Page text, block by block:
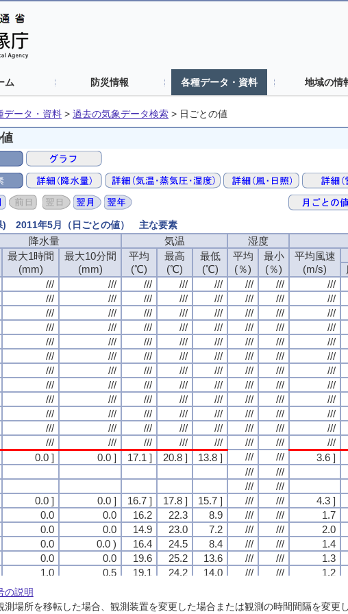
ム 防災情報 各種データ・資料 地域の情
データ・資料 > 過去の気象データ検索 > 日ごとの値
) 2011年5月（日ごとの値） 主な要素
降水量 気温 湿度
最大1時間
(mm)
最大10分間
(mm)
平均
(℃)
最高
(℃)
最低
(℃)
平均
(％)
最小
(％)
平均風速
(m/s)
/// /// /// /// /// /// /// ///
/// /// /// /// /// /// /// ///
/// /// /// /// /// /// /// ///
/// /// /// /// /// /// /// ///
/// /// /// /// /// /// /// ///
/// /// /// /// /// /// /// ///
/// /// /// /// /// /// /// ///
/// /// /// /// /// /// /// ///
/// /// /// /// /// /// /// ///
/// /// /// /// /// /// /// ///
/// /// /// /// /// /// /// ///
/// /// /// /// /// /// /// ///
0.0 ] 0.0 ] 17.1 ] 20.8 ] 13.8 ] /// /// 3.6 ]
/// ///
/// ///
0.0 ] 0.0 ] 16.7 ] 17.8 ] 15.7 ] /// /// 4.3 ]
0.0 0.0 16.2 22.3 8.9 /// /// 1.7
0.0 0.0 14.9 23.0 7.2 /// /// 2.0
0.0 0.0 ) 16.4 24.5 8.4 /// /// 1.4
0.0 0.0 19.6 25.2 13.6 /// /// 1.3
1.0 0.5 19.1 24.2 14.0 /// /// 1.2
0.0 ) 0.0 ) 13.0 ) 19.4 ) 7.9 ) /// /// 1.3 )
降水量 気温 湿度
最大1時間
(mm)
最大10分間
(mm)
平均
(℃)
最高
(℃)
最低
(℃)
平均
(％)
最小
(％)
平均風速
(m/s)
/// /// /// /// /// /// /// ///
/// /// /// /// /// /// /// ///
/// /// /// /// /// /// /// ///
/// /// /// /// /// /// /// ///
/// /// /// /// /// /// /// ///
/// /// /// /// /// /// /// ///
/// /// /// /// /// /// /// ///
/// /// /// /// /// /// /// ///
/// /// /// /// /// /// /// ///
/// /// /// /// /// /// /// ///
/// /// /// /// /// /// /// ///
/// /// /// /// /// /// /// ///
0.0 ] 0.0 ] 17.1 ] 20.8 ] 13.8 ] /// /// 3.6 ]
/// ///
/// ///
0.0 ] 0.0 ] 16.7 ] 17.8 ] 15.7 ] /// /// 4.3 ]
0.0 0.0 16.2 22.3 8.9 /// /// 1.7
0.0 0.0 14.9 23.0 7.2 /// /// 2.0
0.0 0.0 ) 16.4 24.5 8.4 /// /// 1.4
0.0 0.0 19.6 25.2 13.6 /// /// 1.3
1.0 0.5 19.1 24.2 14.0 /// /// 1.2
0.0 ) 0.0 ) 13.0 ) 19.4 ) 7.9 ) /// /// 1.3 )
降水量 気温 湿度
最大1時間
(mm)
最大10分間
(mm)
平均
(℃)
最高
(℃)
最低
(℃)
平均
(％)
最小
(％)
平均風速
(m/s)
/// /// /// /// /// /// /// ///
/// /// /// /// /// /// /// ///
/// /// /// /// /// /// /// ///
/// /// /// /// /// /// /// ///
/// /// /// /// /// /// /// ///
/// /// /// /// /// /// /// ///
/// /// /// /// /// /// /// ///
/// /// /// /// /// /// /// ///
/// /// /// /// /// /// /// ///
/// /// /// /// /// /// /// ///
/// /// /// /// /// /// /// ///
/// /// /// /// /// /// /// ///
0.0 ] 0.0 ] 17.1 ] 20.8 ] 13.8 ] /// /// 3.6 ]
/// ///
/// ///
0.0 ] 0.0 ] 16.7 ] 17.8 ] 15.7 ] /// /// 4.3 ]
0.0 0.0 16.2 22.3 8.9 /// /// 1.7
0.0 0.0 14.9 23.0 7.2 /// /// 2.0
0.0 0.0 ) 16.4 24.5 8.4 /// /// 1.4
0.0 0.0 19.6 25.2 13.6 /// /// 1.3
1.0 0.5 19.1 24.2 14.0 /// /// 1.2
0.0 ) 0.0 ) 13.0 ) 19.4 ) 7.9 ) /// /// 1.3 )
降水量 気温 湿度
最大1時間
(mm)
最大10分間
(mm)
平均
(℃)
最高
(℃)
最低
(℃)
平均
(％)
最小
(％)
平均風速
(m/s)
/// /// /// /// /// /// /// ///
/// /// /// /// /// /// /// ///
/// /// /// /// /// /// /// ///
/// /// /// /// /// /// /// ///
/// /// /// /// /// /// /// ///
/// /// /// /// /// /// /// ///
/// /// /// /// /// /// /// ///
/// /// /// /// /// /// /// ///
/// /// /// /// /// /// /// ///
/// /// /// /// /// /// /// ///
/// /// /// /// /// /// /// ///
/// /// /// /// /// /// /// ///
0.0 ] 0.0 ] 17.1 ] 20.8 ] 13.8 ] /// /// 3.6 ]
/// ///
/// ///
0.0 ] 0.0 ] 16.7 ] 17.8 ] 15.7 ] /// /// 4.3 ]
0.0 0.0 16.2 22.3 8.9 /// /// 1.7
0.0 0.0 14.9 23.0 7.2 /// /// 2.0
0.0 0.0 ) 16.4 24.5 8.4 /// /// 1.4
0.0 0.0 19.6 25.2 13.6 /// /// 1.3
1.0 0.5 19.1 24.2 14.0 /// /// 1.2
0.0 ) 0.0 ) 13.0 ) 19.4 ) 7.9 ) /// /// 1.3 )
の説明
測場所を移転した場合、観測装置を変更した場合または観測の時間間隔を変更